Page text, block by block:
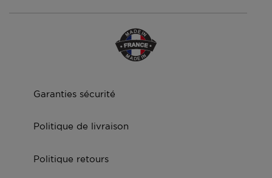
Garanties sécurité
Politique de livraison
Politique retours